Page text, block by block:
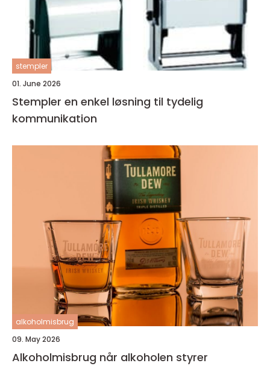
stempler
01. June 2026
Stempler en enkel løsning til tydelig
kommunikation
alkoholmisbrug
09. May 2026
Alkoholmisbrug når alkoholen styrer